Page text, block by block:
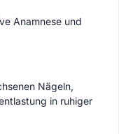
Anamnese und
Nägeln,
in ruhiger